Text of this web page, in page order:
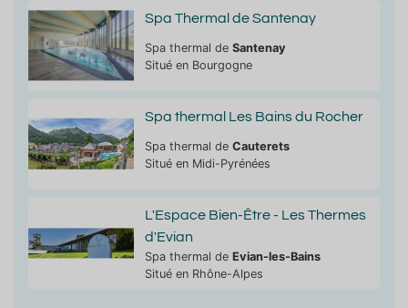
Spa Thermal de Santenay
Spa thermal de Santenay
Situé en Bourgogne
Spa thermal Les Bains du Rocher
Spa thermal de Cauterets
Situé en Midi-Pyrénées
L'Espace Bien-Être - Les Thermes
d'Evian
Spa thermal de Evian-les-Bains
Situé en Rhône-Alpes